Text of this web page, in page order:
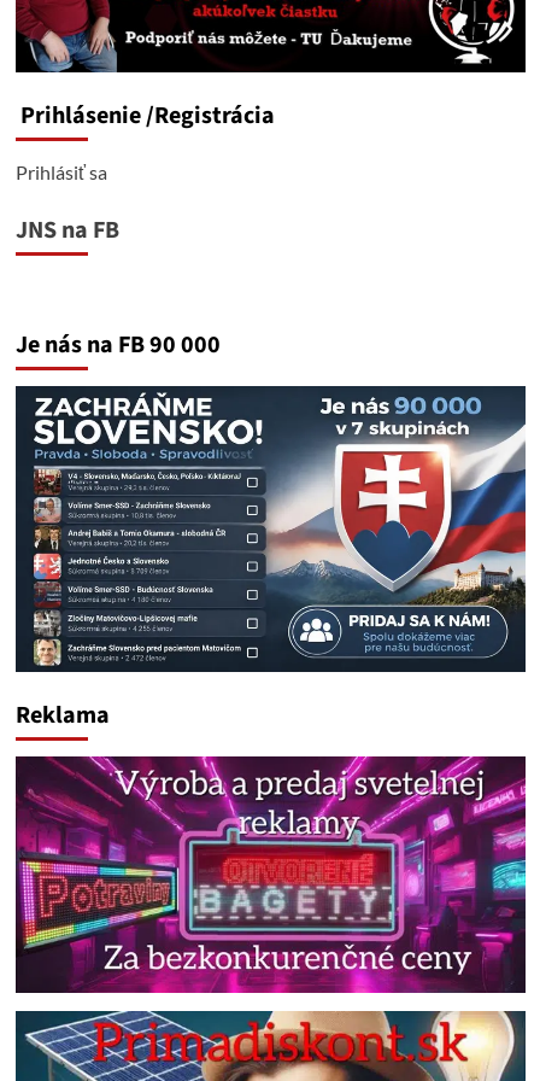
Prihlásenie/Registrácia
Prihlásiť sa
JNS na FB
Je nás na FB 90 000
Reklama